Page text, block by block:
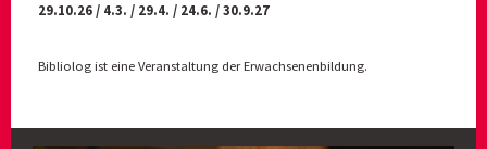
29.10.26 / 4.3. / 29.4. / 24.6. / 30.9.27
Bibliolog ist eine Veranstaltung der Erwachsenenbildung.